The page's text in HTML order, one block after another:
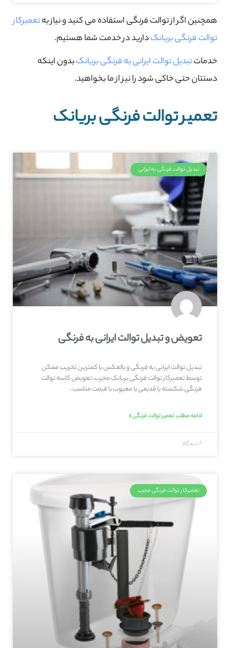
همچنین اگر از توالت فرنگی استفاده می کنید و نیاز بهتعمیرکار
توالت فرنگی بریانکدارید در خدمت شما هستیم.
خدماتتبدیل توالت ایرانی به فرنگی بریانکبدون اینکه
دستتان حتی خاکی شود را نیز از ما بخواهید.
تعمیر توالت فرنگی بریانک
تبدیل توالت فرنگی به ایرانی
تعویض و تبدیل توالت ایرانی به فرنگی
تبدیل توالت ایرانی به فرنگی و بالعکس با کمترین تخریب ممکن
توسط تعمیرکار توالت فرنگی بریانک مجرب، تعویض کاسه توالت
فرنگی شکسته یا قدیمی یا معیوب با قیمت مناسب ،
ادامه مطلب تعمیر توالت فرنگی »
7 دیدگاه
تعمیرکار توالت فرنگی مجرب